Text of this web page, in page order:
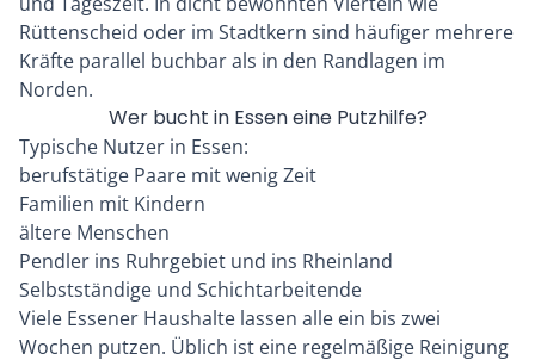
Rüttenscheid oder im Stadtkern sind häufiger mehrere
Kräfte parallel buchbar als in den Randlagen im
Norden.
Wer bucht in Essen eine Putzhilfe?
Typische Nutzer in Essen:
berufstätige Paare mit wenig Zeit
Familien mit Kindern
ältere Menschen
Pendler ins Ruhrgebiet und ins Rheinland
Selbstständige und Schichtarbeitende
Viele Essener Haushalte lassen alle ein bis zwei
Wochen putzen. Üblich ist eine regelmäßige Reinigung